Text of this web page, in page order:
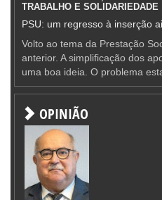
TRABALHO E SOLIDARIEDADE
PSU: um regresso à inserção
Volto ao tema da Prestação
anterior. A simplificação dos
uma boa ideia. O problema
OPINIÃO